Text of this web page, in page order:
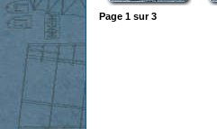
Page 1 sur3